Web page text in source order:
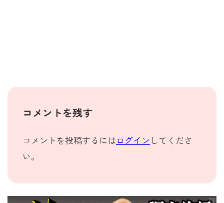
コメントを残す
コメントを投稿するには ログイン してくださ
い。